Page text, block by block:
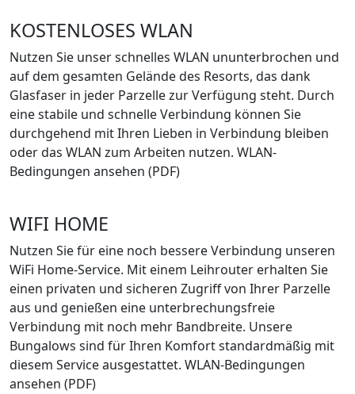
KOSTENLOSES WLAN
Nutzen Sie unser schnelles WLAN ununterbrochen und
auf dem gesamten Gelände des Resorts, das dank
Glasfaser in jeder Parzelle zur Verfügung steht. Durch
eine stabile und schnelle Verbindung können Sie
durchgehend mit Ihren Lieben in Verbindung bleiben
oder das WLAN zum Arbeiten nutzen. WLAN-
Bedingungen ansehen (PDF)
WIFI HOME
Nutzen Sie für eine noch bessere Verbindung unseren
WiFi Home-Service. Mit einem Leihrouter erhalten Sie
einen privaten und sicheren Zugriff von Ihrer Parzelle
aus und genießen eine unterbrechungsfreie
Verbindung mit noch mehr Bandbreite. Unsere
Bungalows sind für Ihren Komfort standardmäßig mit
diesem Service ausgestattet. WLAN-Bedingungen
ansehen (PDF)